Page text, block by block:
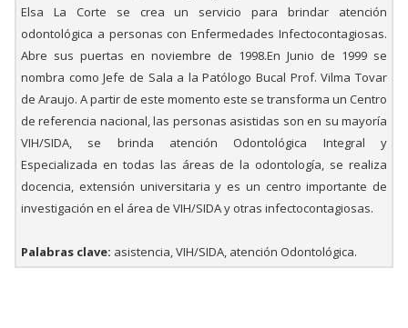
Elsa La Corte se crea un servicio para brindar atención
odontológica a personas con Enfermedades Infectocontagiosas.
Abre sus puertas en noviembre de 1998.En Junio de 1999 se
nombra como Jefe de Sala a la Patólogo Bucal Prof. Vilma Tovar
de Araujo. A partir de este momento este se transforma un Centro
de referencia nacional, las personas asistidas son en su mayoría
VIH/SIDA, se brinda atención Odontológica Integral y
Especializada en todas las áreas de la odontología, se realiza
docencia, extensión universitaria y es un centro importante de
investigación en el área de VIH/SIDA y otras infectocontagiosas.
Palabras clave: asistencia, VIH/SIDA, atención Odontológica.